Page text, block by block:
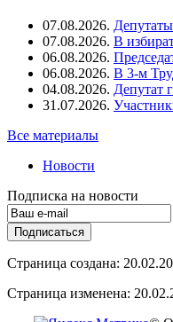
07.08.2026.
07.08.2026. В
06.08.2026.
06.08.2026. В 3-м
04.08.2026. Депутат
31.07.2026.
Все материалы
Новости
Подписка на новости
Страница создана:
Страница изменена: